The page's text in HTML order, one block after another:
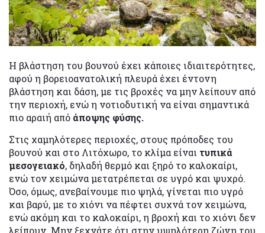
Η βλάστηση του βουνού έχει κάποιες ιδιαιτερότητες,
αφού η βορειοανατολική πλευρά έχει έντονη
βλάστηση και δάση, με τις βροχές να μην λείπουν από
την περιοχή, ενώ η νοτιοδυτική να είναι σημαντικά
πιο αραιή από άποψης φύσης.
Στις χαμηλότερες περιοχές, στους πρόποδες του
βουνού και στο Λιτόχωρο, το κλίμα είναι τυπικά
μεσογειακό, δηλαδή θερμό και ξηρό το καλοκαίρι,
ενώ τον χειμώνα μετατρέπεται σε υγρό και ψυχρό.
Όσο, όμως, ανεβαίνουμε πιο ψηλά, γίνεται πιο υγρό
και βαρύ, με το χιόνι να πέφτει συχνά τον χειμώνα,
ενώ ακόμη και το καλοκαίρι, η βροχή και το χιόνι δεν
λείπουν. Μην ξεχνάτε ότι στην υψηλότερη ζώνη του